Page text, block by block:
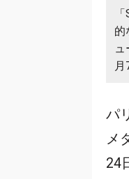
的
月
パ
メ
24